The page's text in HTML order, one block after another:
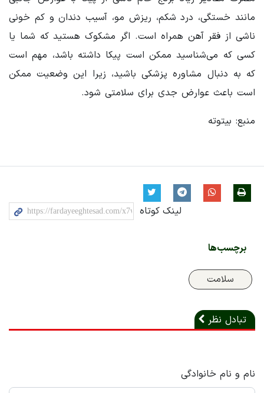
مانند خستگی، درد شکم، ریزش مو، آسیب دندان و کم خونی
ناشی از فقر آهن همراه است. اگر مشکوک هستید که شما یا
کسی که می‌شناسید ممکن است پیکا داشته باشد، مهم است
که به دنبال مشاوره پزشکی باشید، زیرا این وضعیت ممکن
است باعث عوارض جدی برای سلامتی شود.
منبع: بیتوته
لینک کوتاه
برچسب‌ها
سلامت
تبادل نظر
نام و نام خانوادگی